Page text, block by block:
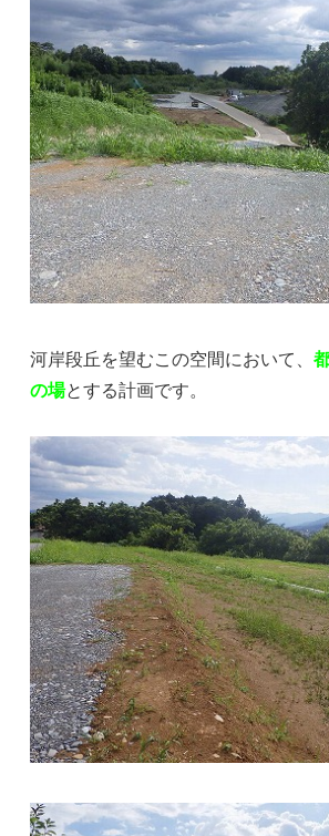
河岸段丘を望むこの空間において、
の場とする計画です。